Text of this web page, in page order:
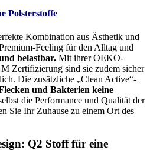
Polsterstoffe
Kombination aus Ästhetik und
Feeling für den Alltag und
belastbar. Mit ihrer OEKO-
Zertifizierung sind sie zudem sicher
Die zusätzliche „Clean Active“-
und Bakterien keine
die Performance und Qualität der
Sie Ihr Zuhause zu einem Ort des
Q2 Stoff für eine